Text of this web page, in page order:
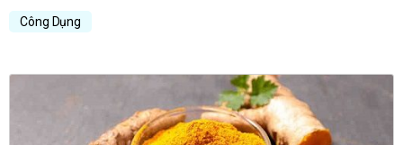
Công Dụng